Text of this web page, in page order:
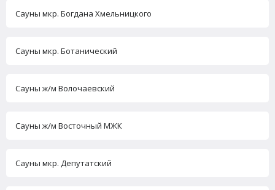
Сауны мкр. Богдана Хмельницкого
Сауны мкр. Ботанический
Сауны ж/м Волочаевский
Сауны ж/м Восточный МЖК
Сауны мкр. Депутатский